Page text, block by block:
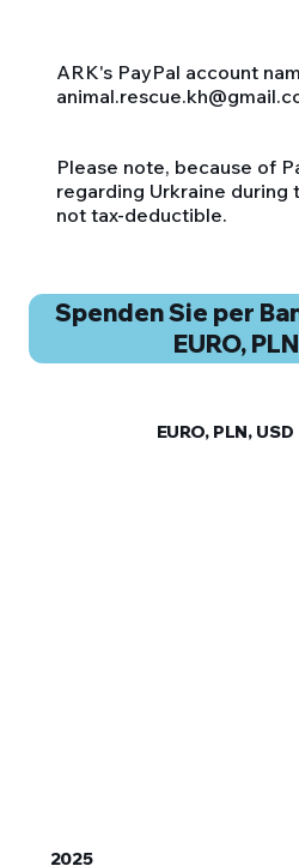
Please note, because of
regarding Urkraine during
not tax-deductible.
ARK's PayPal account
EURO, PLN, USD
Spenden Sie per
EURO,
2025